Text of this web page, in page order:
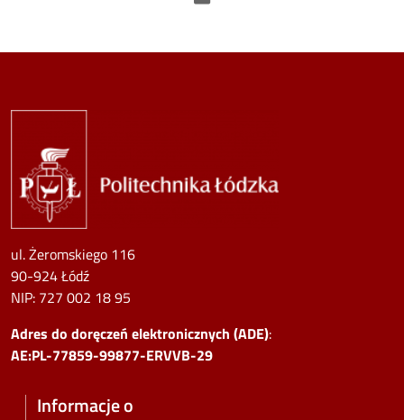
ul. Żeromskiego 116
90-924 Łódź
NIP: 727 002 18 95
Adres do doręczeń elektronicznych (ADE):
AE:PL-77859-99877-ERVVB-29
Informacje o